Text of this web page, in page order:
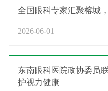
全国眼科专家汇聚榕城
2026-06-01
东南眼科医院政协委员
护视力健康